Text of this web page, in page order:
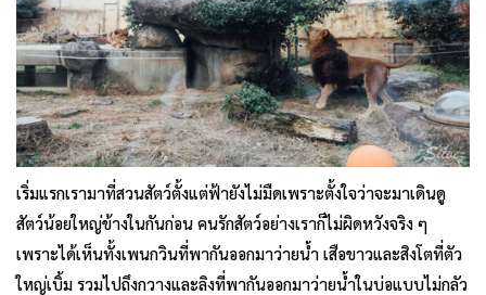
เริ่มแรกเรามาที่สวนสัตว์ตั้งแต่ฟ้ายังไม่มืดเพราะตั้งใจว่าจะมาเดินดู
สัตว์น้อยใหญ่ข้างในกันก่อน คนรักสัตว์อย่างเราก็ไม่ผิดหวังจริง ๆ
เพราะได้เห็นทั้งเพนกวินที่พากันออกมาว่ายน้ำ เสือขาวและสิงโตที่ตัว
ใหญ่เบิ้ม รวมไปถึงกวางและลิงที่พากันออกมาว่ายน้ำในบ่อแบบไม่กลัว